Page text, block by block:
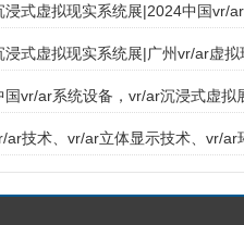
浸式虚拟现实系统展|2024中国vr/
浸式虚拟现实系统展|广州vr/ar虚拟
国vr/ar系统设备，vr/ar沉浸式虚拟
ar技术、vr/ar立体显示技术、vr/ar